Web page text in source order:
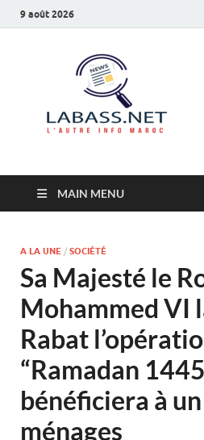
9 août 2026
MAIN MENU
A LA UNE / SOCIÉTÉ
Sa Majesté le
Mohammed VI
Rabat
“Ramadan
bénéficiera à
ménages